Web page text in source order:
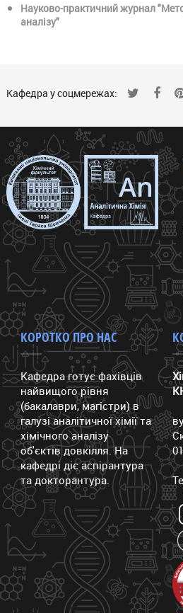
Науково-практичний журнал
аналізу"
Кафедра у соцмережах:
КОРОТКО ПРО НАС
Кафедра готує фахівців
найвищого рівня
(бакалаври, магістри) в
галузі аналітичної хімії та
хімічного аналізу
об'єктів довкілля. На
кафедрі діє аспірантура
та докторантура.